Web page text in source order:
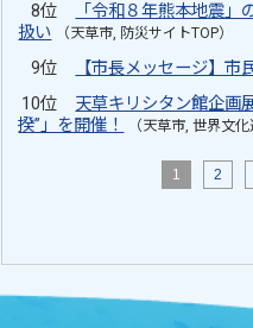
8位
「令和８年熊本地震
扱い
（天草市, 防災サイトTOP）
9位 【市長メッセージ】市
10位
天草キリシタン館企画
揆”」を開催！
（天草市, 世界文
1 2